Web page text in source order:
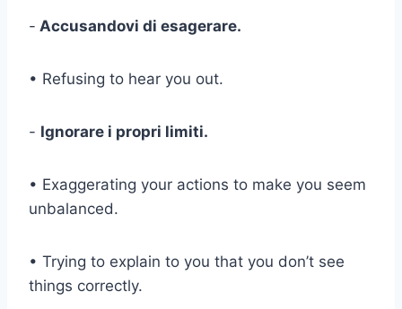
- Accusandovi di esagerare.
• Refusing to hear you out.
- Ignorare i propri limiti.
• Exaggerating your actions to make you seem
unbalanced.
• Trying to explain to you that you don’t see
things correctly.